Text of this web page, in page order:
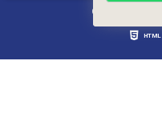
Copyright ©
HTML